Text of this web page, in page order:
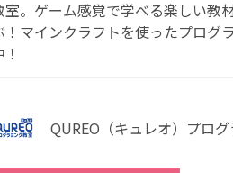
室。ゲーム感覚で学べる楽しい教
！マインクラフトを使ったプログ
QUREO（キュレオ）プロ